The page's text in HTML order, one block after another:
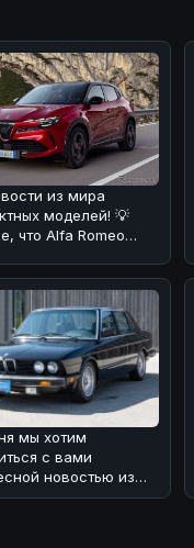
из мира
моделей! 💡
что Alfa Romeo
мы хотим
с вами
новостью из
🏎На аукционе